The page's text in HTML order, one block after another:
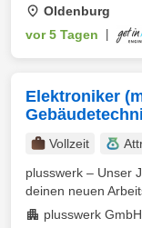
Oldenburg
vor 5 Tagen
Elektroniker
Vollzeit
plusswerk – Unser
deinen neuen
plusswerk GmbH